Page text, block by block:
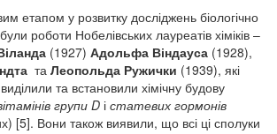
етапом у розвитку досліджень біологічно
роботи Нобелівських лауреатів хіміків –
(1927) Адольфа Віндауса (1928),
та Леопольда Ружички (1939), які
та встановили хімічну будову
групи D і статевих гормонів
[5]. Вони також виявили, що всі ці сполуки